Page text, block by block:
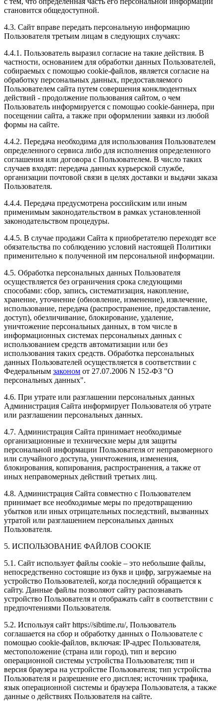
становится общедоступной.
4.3. Сайт вправе передать персональную информацию
Пользователя третьим лицам в следующих случаях:
4.4.1. Пользователь выразил согласие на такие действия. В
частности, основанием для обработки данных Пользователей,
собираемых с помощью cookie-файлов, является согласие на
обработку персональных данных, предоставляемого
Пользователем сайта путем совершения конклюдентных
действий - продолжение пользования сайтом, о чем
Пользователь информируется с помощью cookie-баннера, при
посещении сайта, а также при оформлении заявки из любой
формы на сайте.
4.4.2. Передача необходима для использования Пользователем
определенного сервиса либо для исполнения определенного
соглашения или договора с Пользователем. В число таких
случаев входят: передача данных курьерской службе,
организации почтовой связи в целях доставки и выдачи заказа
Пользователя.
4.4.4. Передача предусмотрена российским или иным
применимым законодательством в рамках установленной
законодательством процедуры.
4.4.5. В случае продажи Сайта к приобретателю переходят все
обязательства по соблюдению условий настоящей Политики
применительно к полученной им персональной информации.
4.5. Обработка персональных данных Пользователя
осуществляется без ограничения срока следующими
способами: сбор, запись, систематизация, накопление,
хранение, уточнение (обновление, изменение), извлечение,
использование, передача (распространение, предоставление,
доступ), обезличивание, блокирование, удаление,
уничтожение персональных данных, в том числе в
информационных системах персональных данных с
использованием средств автоматизации или без
использования таких средств. Обработка персональных
данных Пользователей осуществляется в соответствии с
Федеральным законом от 27.07.2006 N 152-ФЗ "О
персональных данных".
4.6. При утрате или разглашении персональных данных
Администрация Сайта информирует Пользователя об утрате
или разглашении персональных данных.
4.7. Администрация Сайта принимает необходимые
организационные и технические меры для защиты
персональной информации Пользователя от неправомерного
или случайного доступа, уничтожения, изменения,
блокирования, копирования, распространения, а также от
иных неправомерных действий третьих лиц.
4.8. Администрация Сайта совместно с Пользователем
принимает все необходимые меры по предотвращению
убытков или иных отрицательных последствий, вызванных
утратой или разглашением персональных данных
Пользователя.
5. ИСПОЛЬЗОВАНИЕ ФАЙЛОВ COOKIE
5.1. Сайт использует файлы cookie – это небольшие файлы,
непосредственно состоящие из букв и цифр, загружаемые на
устройство Пользователей, когда последний обращается к
сайту. Данные файлы позволяют сайту распознавать
устройство Пользователя и отображать сайт в соответствии с
предпочтениями Пользователя.
5.2. Используя сайт https://sibtime.ru/, Пользователь
соглашается на сбор и обработку данных о Пользователе с
помощью cookie-файлов, включая: IP-адрес Пользователя,
местоположение (страна или город), тип и версию
операционной системы устройства Пользователя; тип и
версия браузера на устройстве Пользователя; тип устройства
Пользователя и разрешение его дисплея; источник трафика,
язык операционной системы и браузера Пользователя, а также
данные о действиях Пользователя на сайте.